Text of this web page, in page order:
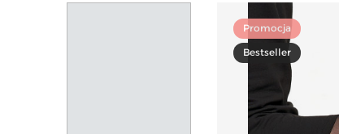
Promocja
Bestseller